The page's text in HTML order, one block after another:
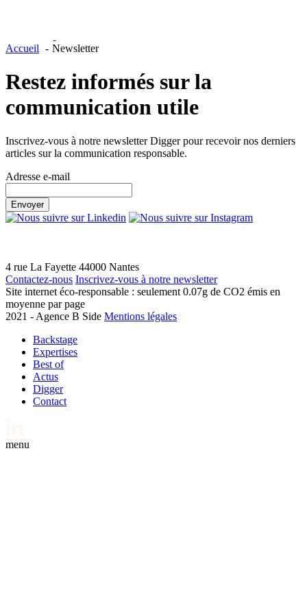
Accueil Newsletter
Restez informés sur la
communication utile
Inscrivez-vous à notre newsletter Digger pour recevoir nos derniers
articles sur la communication responsable.
Adresse e-mail
Envoyer
4 rue La Fayette 44000 Nantes
Contactez-nous Inscrivez-vous à notre newsletter
Site internet éco-responsable : seulement 0.07g de CO2 émis en
moyenne par page
2021 - Agence B Side Mentions légales
Backstage
Expertises
Best of
Actus
Digger
Contact
menu